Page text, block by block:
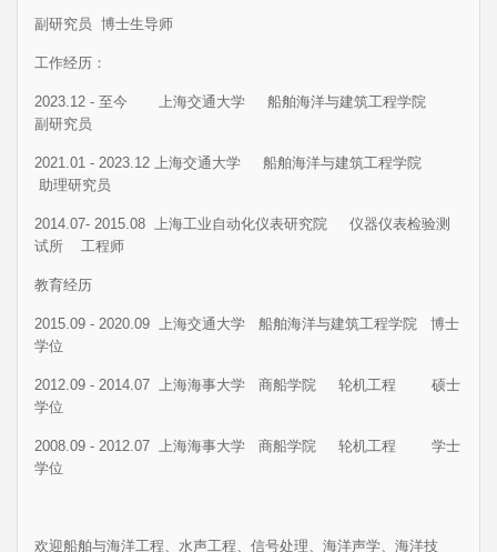
副研究员 博士生导师
工作经历：
2023.12 - 至今 上海交通大学 船舶海洋与建筑工程学院
副研究员
2021.01 - 2023.12 上海交通大学 船舶海洋与建筑工程学院
助理研究员
2014.07- 2015.08 上海工业自动化仪表研究院 仪器仪表检验测
试所 工程师
教育经历
2015.09 - 2020.09 上海交通大学 船舶海洋与建筑工程学院 博士
学位
2012.09 - 2014.07 上海海事大学 商船学院 轮机工程 硕士
学位
2008.09 - 2012.07 上海海事大学 商船学院 轮机工程 学士
学位
欢迎船舶与海洋工程、水声工程、信号处理、海洋声学、海洋技